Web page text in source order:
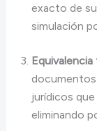
exacto de
simulación
jurídicos
eliminando